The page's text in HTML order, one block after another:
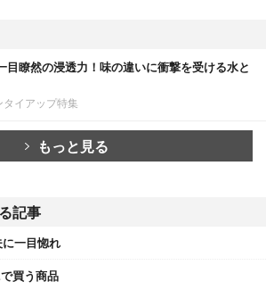
目瞭然の浸透力！味の違いに衝撃を受ける水と
タイアップ特集
もっと見る
記事
一目惚れ
買う商品